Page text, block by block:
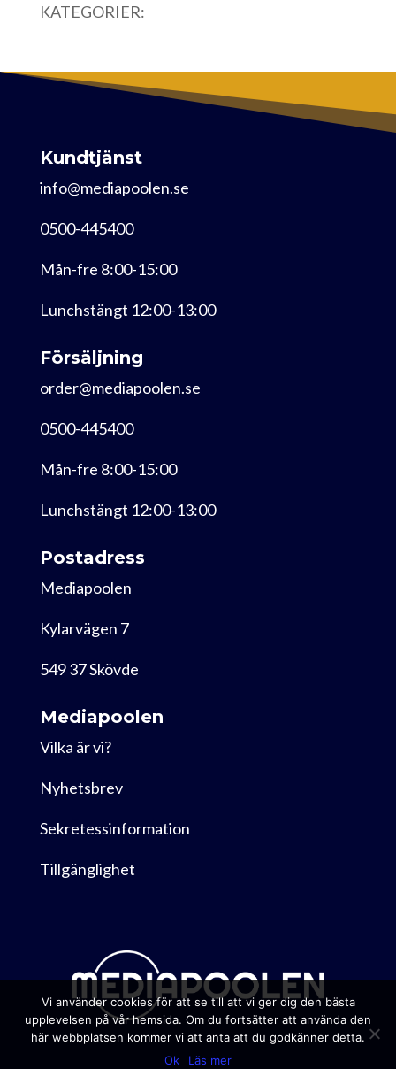
KATEGORIER:
Kundtjänst
info@mediapoolen.se
0500-445400
Mån-fre 8:00-15:00
Lunchstängt 12:00-13:00
Försäljning
order@mediapoolen.se
0500-445400
Mån-fre 8:00-15:00
Lunchstängt 12:00-13:00
Postadress
Mediapoolen
Kylarvägen 7
549 37 Skövde
Mediapoolen
Vilka är vi?
Nyhetsbrev
Sekretessinformation
Tillgänglighet
Vi använder cookies för att se till att vi ger dig den bästa
upplevelsen på vår hemsida. Om du fortsätter att använda den
här webbplatsen kommer vi att anta att du godkänner detta.
Ok
Läs mer